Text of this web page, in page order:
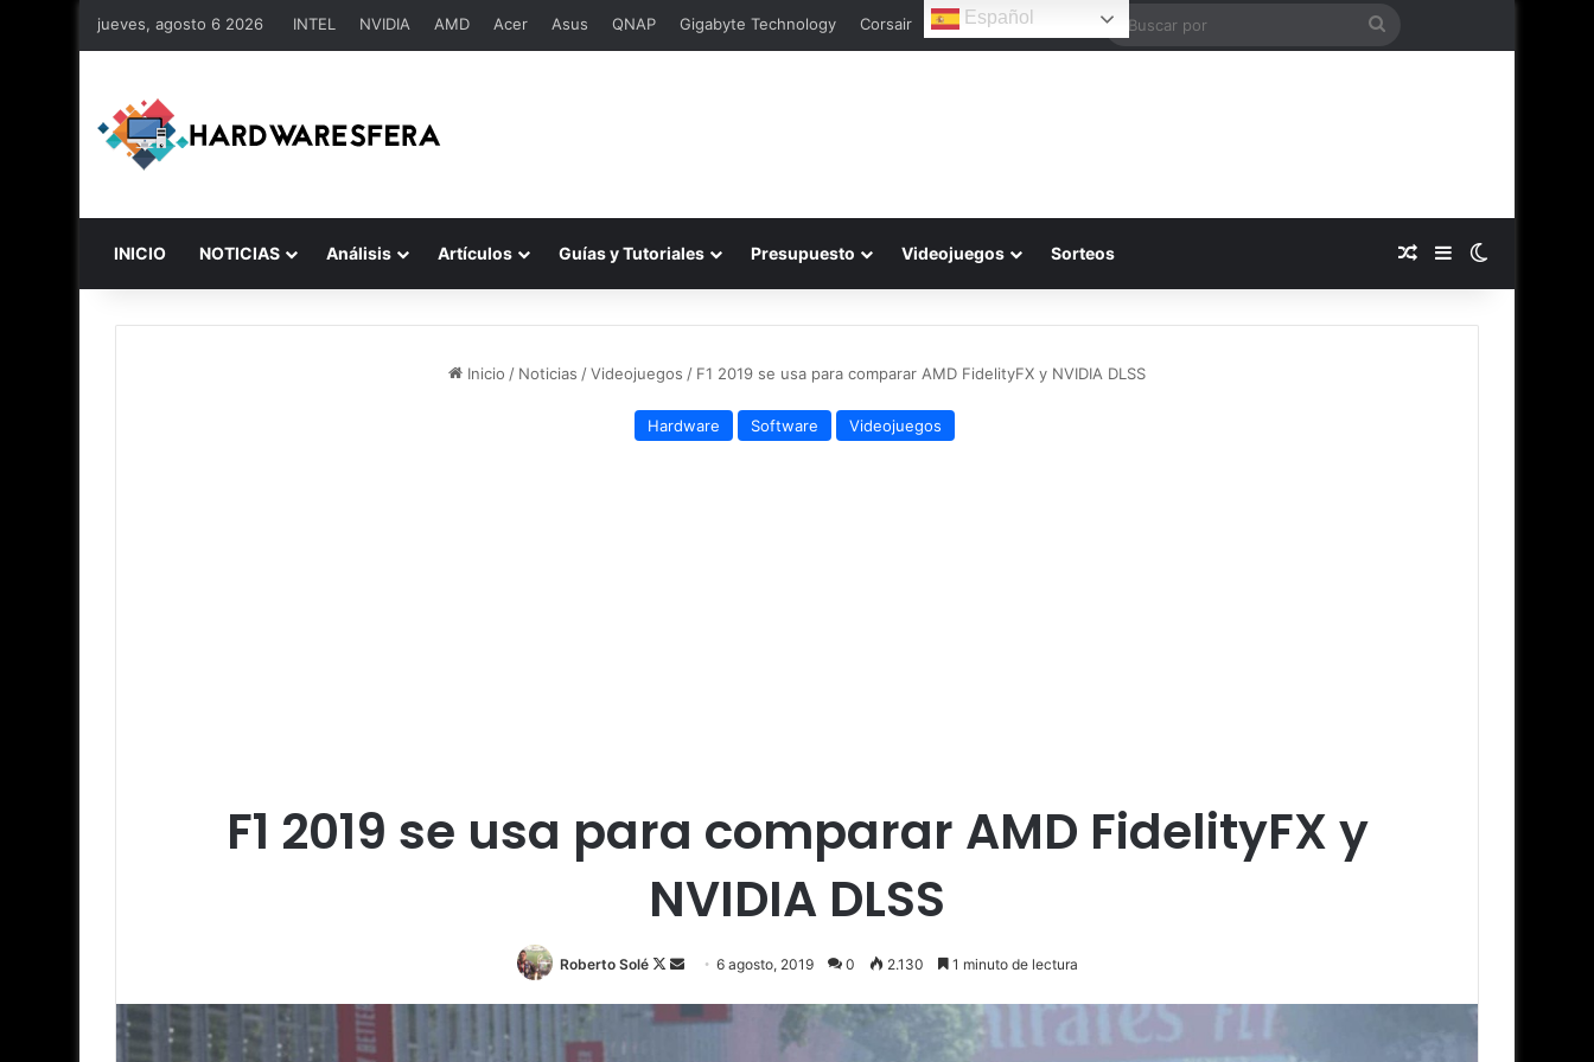
jueves, agosto 6 2026 INTEL NVIDIA AMD Acer Asus QNAP Gigabyte Technology Corsair Español
Buscar
INICIO NOTICIAS Análisis Artículos Guías y Tutoriales Presupuesto Videojuegos Sorteos Publicación al azar
Barra lateral
Inicio / Noticias /Videojuegos / F1 2019 se usa para comparar AMD FidelityFX y NVIDIA DLSS
Hardware Software Videojuegos
F1 2019 se usa para comparar AMD FidelityFX y
NVIDIA DLSS
Roberto Solé
F
l
S
n
6 agosto, 2019 0 2.130 1 minuto de lectura